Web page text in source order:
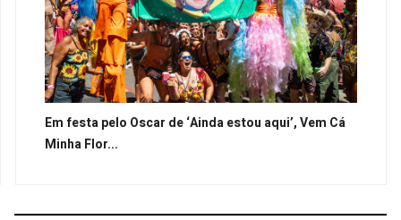
Em festa pelo Oscar de ‘Ainda estou aqui’, Vem Cá
Minha Flor...